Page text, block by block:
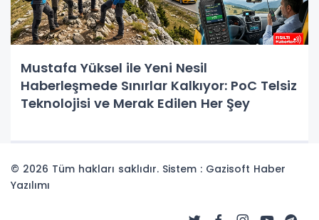
Mustafa Yüksel ile Yeni Nesil
Haberleşmede Sınırlar Kalkıyor: PoC Telsiz
Teknolojisi ve Merak Edilen Her Şey
© 2026 Tüm hakları saklıdır. Sistem : Gazisoft Haber
Yazılımı